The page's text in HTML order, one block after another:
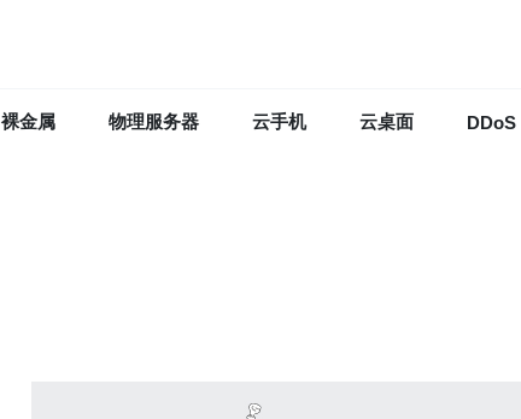
裸金属 物理服务器 云手机 云桌面 DDoS